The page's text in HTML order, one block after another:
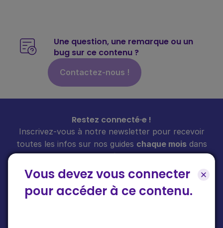
Vous devez vous connecter
pour accéder à ce contenu.
Une question, une remarque ou un
bug sur ce contenu ?
Contactez-nous !
Restez connecté·e !
Inscrivez-vous à notre newsletter pour recevoir
toutes les infos sur nos guides chaque moisdans
votre boîte mail.